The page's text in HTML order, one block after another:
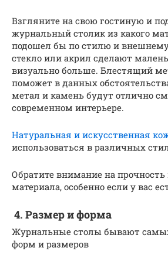
Взгляните на свою гостиную и
журнальный столик из какого
подошел бы по стилю и
стекло или акрил сделают
визуально больше. Блестящий
поможет в данных
метал и камень будут отлично
современном интерьере.
Натуральная и искусственная
использоваться в различных
Обратите внимание на прочность
материала, особенно если у вас
4. Размер и форма
Журнальные столы бывают
форм и размеров